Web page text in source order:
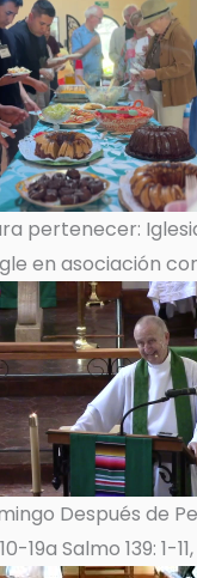
pertenecer:
en asociación
Después de
19a Salmo 139: 1-